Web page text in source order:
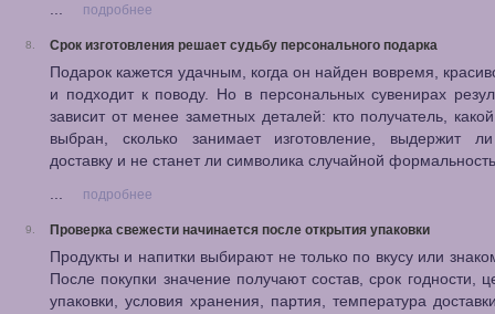
...
подробнее
8. Срок изготовления решает судьбу персонального подарка
Подарок кажется удачным, когда он найден вовремя,
и подходит к поводу. Но в персональных сувенирах
зависит от менее заметных деталей: кто получатель,
выбран, сколько занимает изготовление, выдержит
доставку и не станет ли символика случайной
...
подробнее
9. Проверка свежести начинается после открытия упаковки
Продукты и напитки выбирают не только по вкусу или
После покупки значение получают состав, срок годности,
упаковки, условия хранения, партия, температура